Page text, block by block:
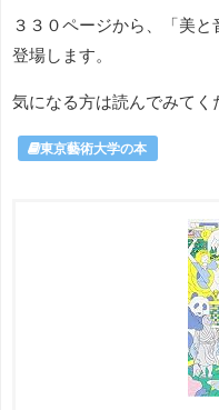
３３０ページから、「美
登場します。
気になる方は読んでみてく
東京藝術大学の本